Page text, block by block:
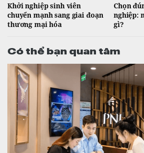
Khởi nghiệp sinh viên
chuyển mạnh sang giai đoạn
thương mại hóa
Chọn
nghiệp:
gì?
Có thể bạn quan tâm